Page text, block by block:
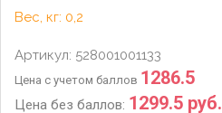
Вес, кг: 0,2
Артикул: 528001001133
Цена с учетом баллов 1286.5
Цена без баллов: 1299.5 руб.